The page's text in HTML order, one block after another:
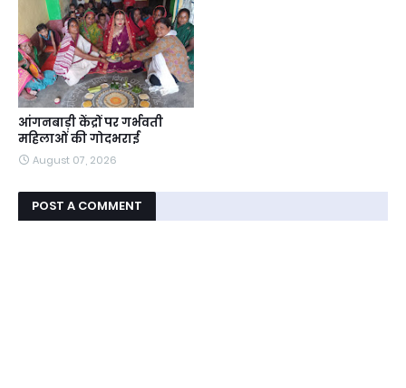
आंगनबाड़ी केंद्रों पर गर्भवती
महिलाओं की गोदभराई
August 07, 2026
POST A COMMENT